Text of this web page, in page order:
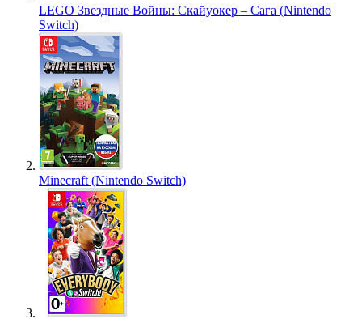
LEGO Звездные Войны: Скайуокер – Сага (Nintendo
Switch)
Minecraft (Nintendo Switch)